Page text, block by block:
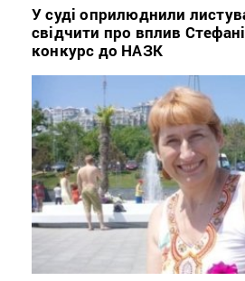
У суді оприлюднили
свідчити про вплив
конкурс до НАЗК